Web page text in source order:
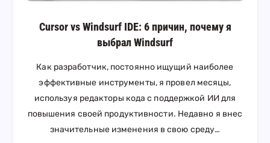
Cursor vs Windsurf IDE: 6 причин, почему я
выбрал Windsurf
Как разработчик, постоянно ищущий наиболее
эффективные инструменты, я провел месяцы,
используя редакторы кода с поддержкой ИИ для
повышения своей продуктивности. Недавно я внес
значительные изменения в свою среду…